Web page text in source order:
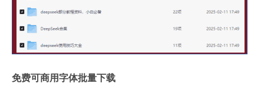
免费可商用字体批量下载